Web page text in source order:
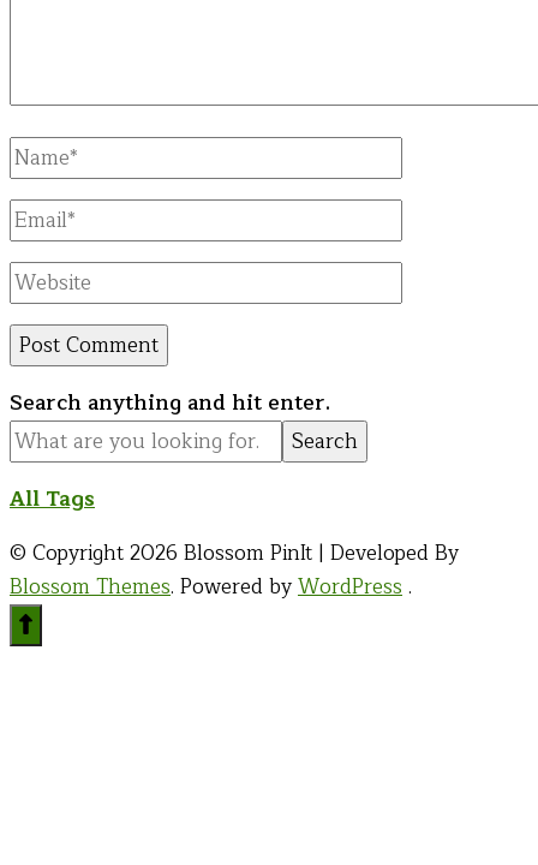
Full
Name
Email
Website
Looking
for
Something?
Search anything and hit enter.
All Tags
© Copyright 2026 Blossom PinIt | Developed By
Blossom Themes. Powered byWordPress.